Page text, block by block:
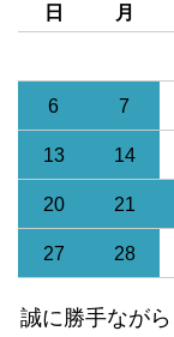
日 月
6 7
13 14
20 21
27 28
誠に勝手なが